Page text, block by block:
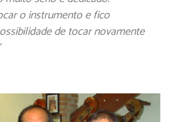
o instrumento e fico
de tocar novamente